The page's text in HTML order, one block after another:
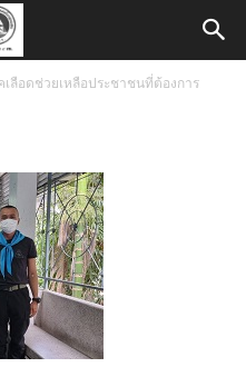
ลือดช่วยเหลือประชาชนที่ต้องการ